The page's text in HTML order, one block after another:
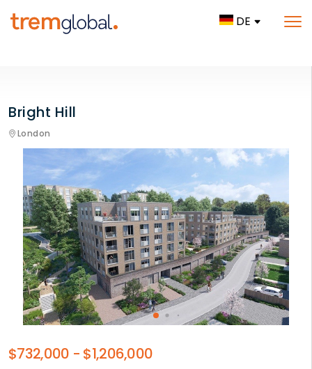
DE
Bright Hill
London
$732,000 - $1,206,000